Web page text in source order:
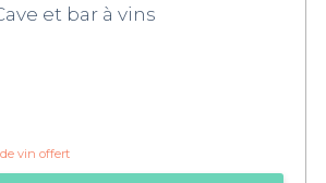
et bar à vins
vin offert